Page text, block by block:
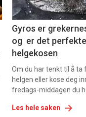
6
Gyros er
og er det
helgekosen
Om du har tenkt til å ta
helgen eller kose deg
fredags-middagen du
Les hele saken